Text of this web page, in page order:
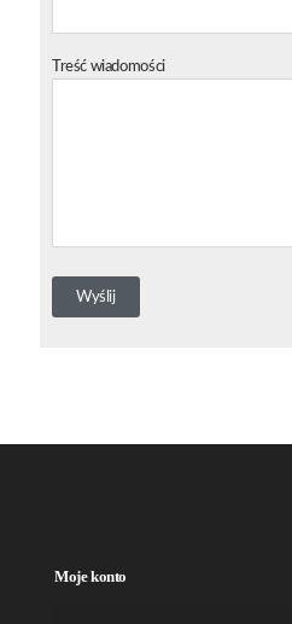
Treść wiadomości
Moje konto